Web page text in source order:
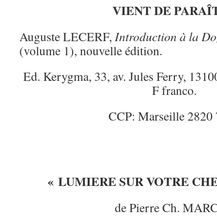
VIENT DE
Auguste LECERF, Introduction à la
(volume 1), nouvelle édition.
Ed. Kerygma, 33, av. Jules Ferry,
F franco.
CCP: Marseille 2820
« LUMIERE SUR VOTRE
de Pierre Ch.